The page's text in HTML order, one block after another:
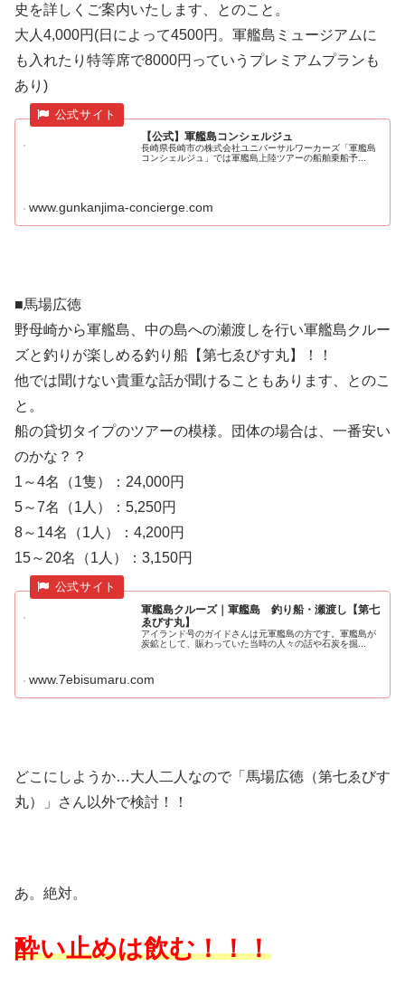
史を詳しくご案内いたします、とのこと。
大人4,000円(日によって4500円。軍艦島ミュージアムに
も入れたり特等席で8000円っていうプレミアムプランも
あり)
【公式】軍艦島コンシェルジュ
長崎県長崎市の株式会社ユニバーサルワーカーズ「軍艦島
コンシェルジュ」では軍艦島上陸ツアーの船舶乗船予...
www.gunkanjima-concierge.com
■馬場広徳
野母崎から軍艦島、中の島への瀬渡しを行い軍艦島クルー
ズと釣りが楽しめる釣り船【第七ゑびす丸】！！
他では聞けない貴重な話が聞けることもあります、とのこ
と。
船の貸切タイプのツアーの模様。団体の場合は、一番安い
のかな？？
1～4名（1隻）：24,000円
5～7名（1人）：5,250円
8～14名（1人）：4,200円
15～20名（1人）：3,150円
軍艦島クルーズ｜軍艦島 釣り船・瀬渡し【第七
ゑびす丸】
アイランド号のガイドさんは元軍艦島の方です。軍艦島が
炭鉱として、賑わっていた当時の人々の話や石炭を掘...
www.7ebisumaru.com
どこにしようか…大人二人なので「馬場広徳（第七ゑびす
丸）」さん以外で検討！！
あ。絶対。
酔い止めは飲む！！！